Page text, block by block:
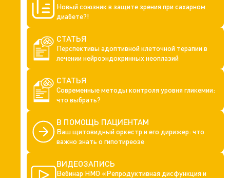
Новый союзник в защите зрения при сахарном
диабете?!
СТАТЬЯ
Перспективы адоптивной клеточной терапии в
лечении нейроэндокринных неоплазий
СТАТЬЯ
Современные методы контроля уровня гликемии:
что выбрать?
В ПОМОЩЬ ПАЦИЕНТАМ
Ваш щитовидный оркестр и его дирижер: что
важно знать о гипотиреозе
ВИДЕОЗАПИСЬ
Вебинар НМО «Репродуктивная дисфункция и